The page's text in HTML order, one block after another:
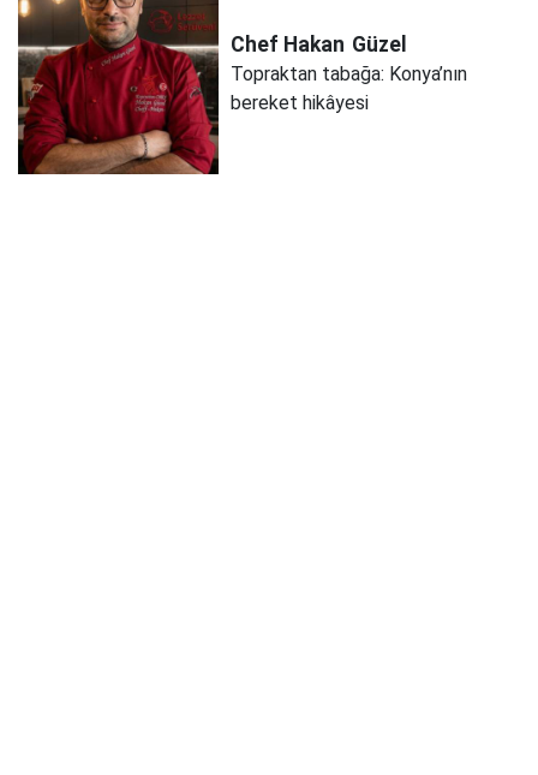
Chef Hakan Güzel
Topraktan tabağa: Konya’nın
bereket hikâyesi